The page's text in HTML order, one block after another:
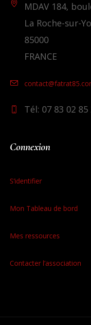
MDAV 184,
La Roche-sur-
85000
FRANCE
Tél: 07 83 02 85
Connexion
S’identifier
Mon Tableau de bord
Mes ressources
Contacter l’association